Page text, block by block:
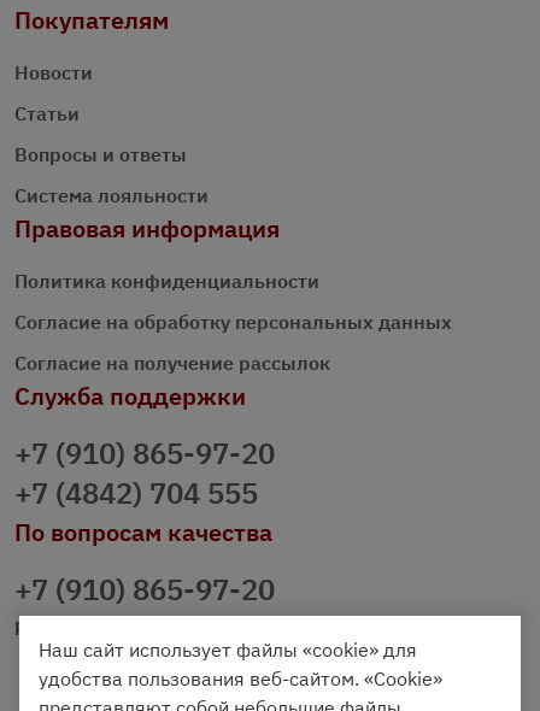
Покупателям
Новости
Статьи
Вопросы и ответы
Система лояльности
Правовая информация
Политика конфиденциальности
Согласие на обработку персональных данных
Согласие на получение рассылок
Служба поддержки
+7 (910) 865-97-20
+7 (4842) 704 555
По вопросам качества
+7 (910) 865-97-20
prazdnichniy40@palmi.ru
Наш сайт использует файлы «cookie» для
удобства пользования веб-сайтом. «Cookie»